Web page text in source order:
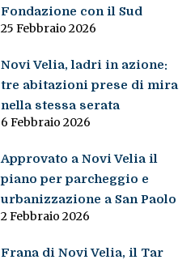
Fondazione con il Sud
25 Febbraio 2026
Novi Velia, ladri in azione:
tre abitazioni prese di mira
nella stessa serata
6 Febbraio 2026
Approvato a Novi Velia il
piano per parcheggio e
urbanizzazione a San Paolo
2 Febbraio 2026
Frana di Novi Velia, il Tar